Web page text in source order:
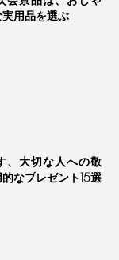
用品を選ぶ
、大切な人への敬
なプレゼント15選